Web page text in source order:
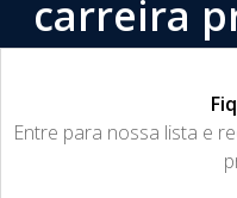
carreira
​Entre para nossa lista e